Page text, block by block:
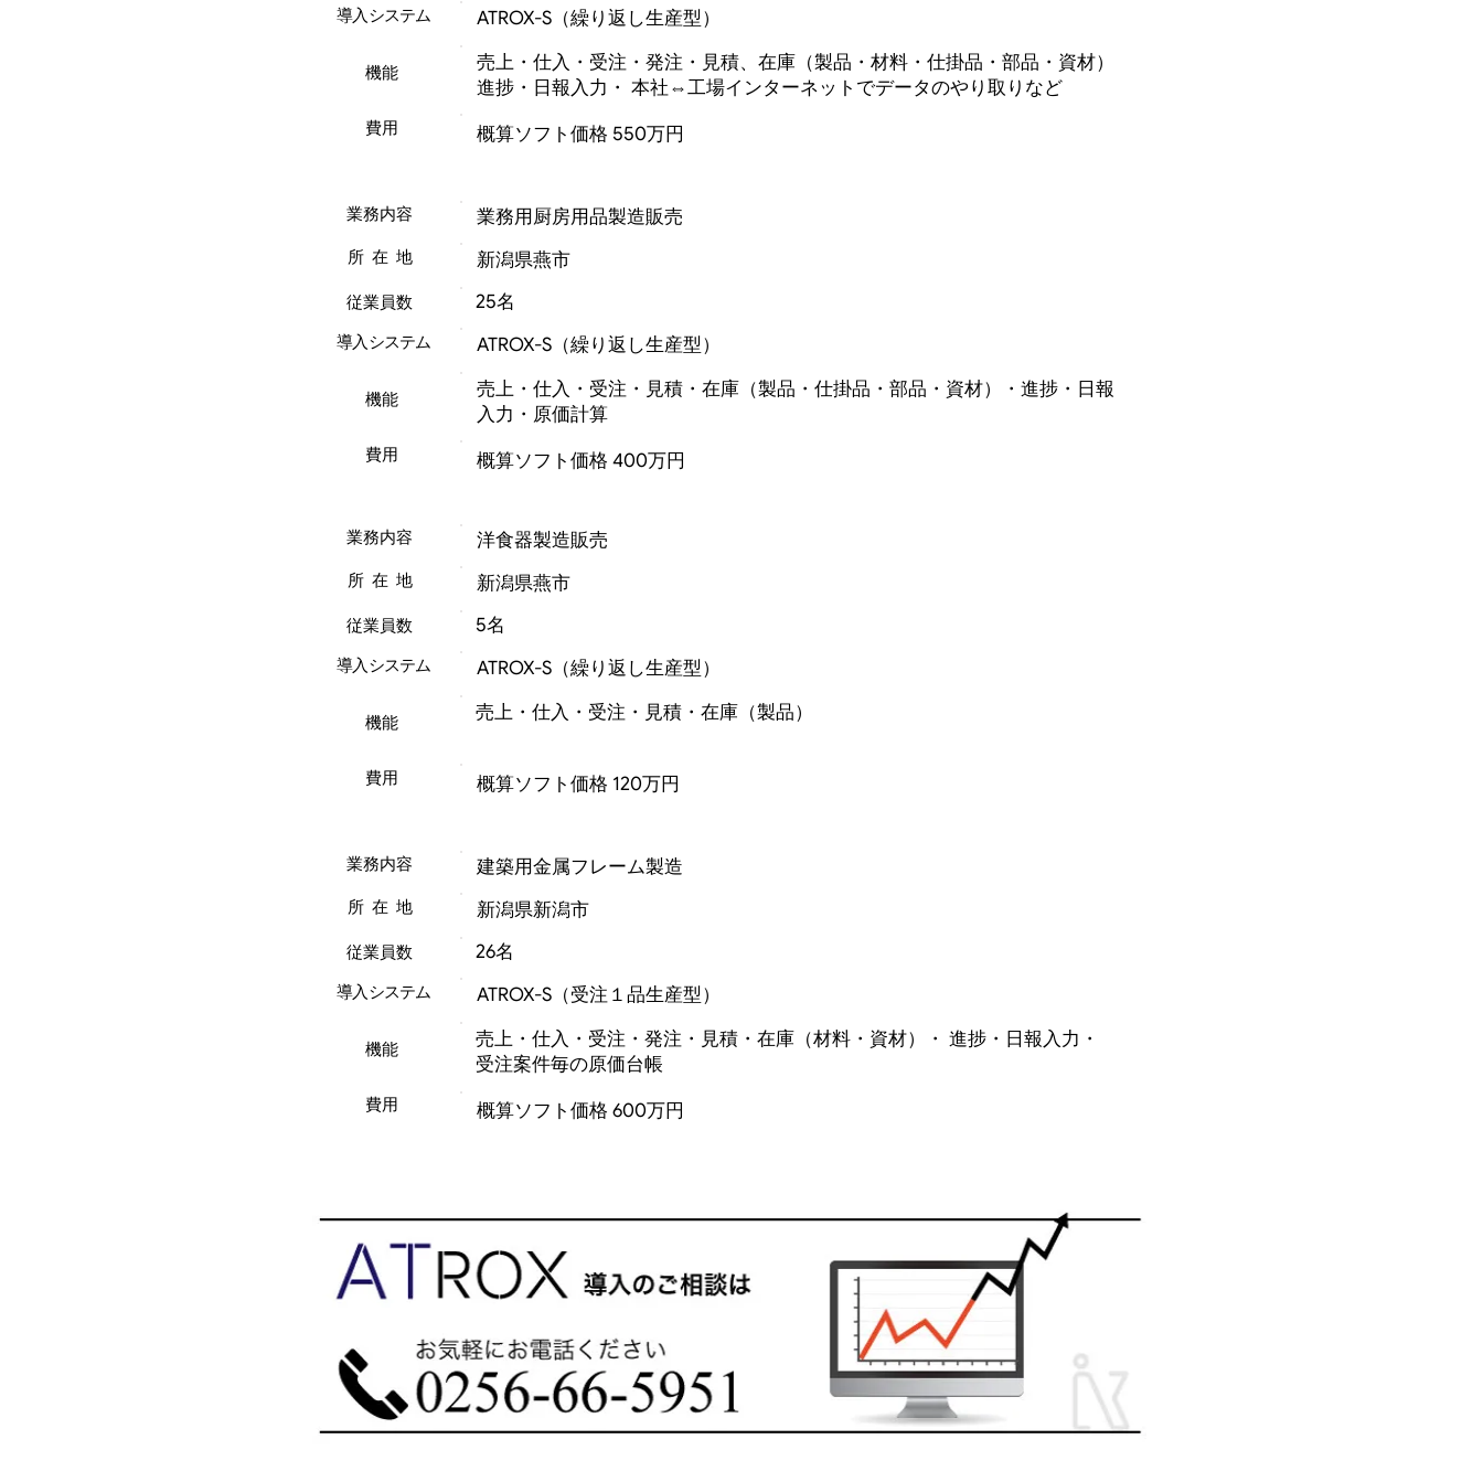
導入システム ATROX-S（繰り返し生産型）
機能
売上・仕入・受注・発注・見積、在庫（製品・材料・仕掛品・部品・資材）
進捗・日報入力・ 本社⇔工場インターネットでデータのやり取りなど
費用 概算ソフト価格 550万円
業務内容 業務用厨房用品製造販売
所在地 新潟県燕市
従業員数 25名
導入システム ATROX-S（繰り返し生産型）
機能
売上・仕入・受注・見積・在庫（製品・仕掛品・部品・資材）・進捗・日報
入力・原価計算
費用 概算ソフト価格 400万円
業務内容 洋食器製造販売
所在地 新潟県燕市
従業員数 5名
導入システム ATROX-S（繰り返し生産型）
機能 売上・仕入・受注・見積・在庫（製品）
費用 概算ソフト価格 120万円
業務内容 建築用金属フレーム製造
所在地 新潟県新潟市
従業員数 26名
導入システム ATROX-S（受注１品生産型）
機能
売上・仕入・受注・発注・見積・在庫（材料・資材）・ 進捗・日報入力・
受注案件毎の原価台帳
費用 概算ソフト価格 600万円